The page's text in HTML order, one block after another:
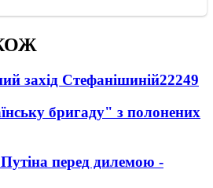
захід Стефанішиній22249
бригаду" з полонених
перед дилемою -